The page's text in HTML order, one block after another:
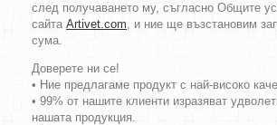
след получаването му, съгласно Общите
сайта Artivet.com, и ние ще възстановим
сума.
Доверете ни се!
• Ние предлагаме продукт с най-високо
• 99% от нашите клиенти изразяват
нашата продукция.